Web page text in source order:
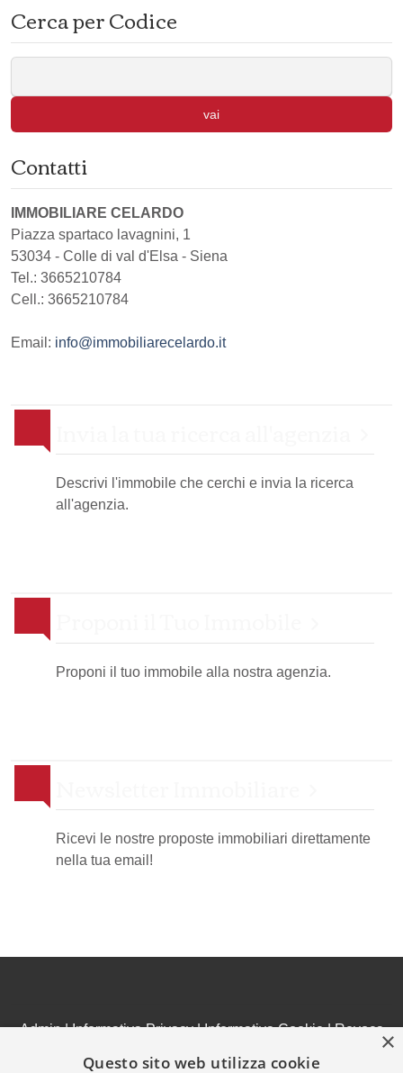
Cerca per Codice
vai
Contatti
IMMOBILIARE CELARDO
Piazza spartaco lavagnini, 1
53034 - Colle di val d'Elsa - Siena
Tel.: 3665210784
Cell.: 3665210784
Email: info@immobiliarecelardo.it
Descrivi l'immobile che cerchi e invia la ricerca
all'agenzia.
Proponi il tuo immobile alla nostra agenzia.
Ricevi le nostre proposte immobiliari direttamente
nella tua email!
Admin|Informativa Privacy|Informativa Cookie|Revoca×
Questo sito web utilizza cookie